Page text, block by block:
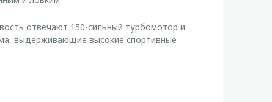
отвечают 150-сильный турбомотор и
выдерживающие высокие спортивные